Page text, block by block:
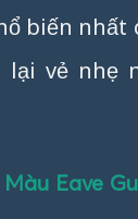
biến nhất
lại vẻ nhẹ
Eave